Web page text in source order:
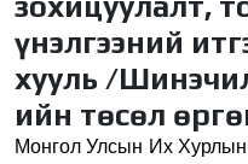
үнэлгээний
хууль /
ийн төсөл
Монгол Улсын Их